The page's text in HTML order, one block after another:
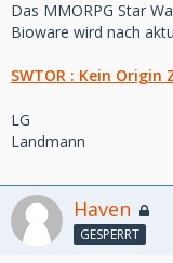
Das MMORPG Star
Bioware wird nach
SWTOR : Kein Origin
LG
Landmann
Haven
GESPERRT